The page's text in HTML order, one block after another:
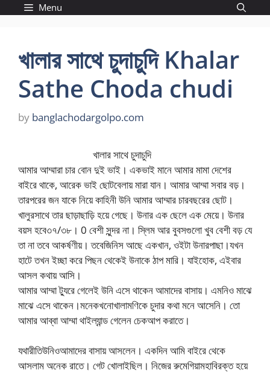
Menu
খালার সাথে চুদাচুদি Khalar
Sathe Choda chudi
by banglachodargolpo.com
খালার সাথে চুদাচুদি
আমার আম্মারা চার বোন দুই ভাই। একভাই মানে আমার মামা দেশের
বাইরে থাকে, আরেক ভাই ছোটবেলায় মারা যান। আমার আম্মা সবার বড়।
তারপরের জন যাকে নিয়ে কাহিনী উনি আমার আম্মার চারবছরের ছোট।
খালুরসাথে তার ছাড়াছাড়ি হয়ে গেছে। উনার এক ছেলে এক মেয়ে। উনার
বয়স হবে৩৭/৩৮। 0 বেশী সুন্দর না। স্লিম আর বুবসগুলো খুব বেশী বড় যে
তা না তবে আকর্ষণীয়। তবেজিনিস আছে একখান, ওইটা উনারপাছা।যখন
হাটে তখন ইচ্ছা করে পিছন থেকেই উনাকে ঠাপ মারি। যাইহোক, এইবার
আসল কথায় আসি।
আমার আম্মা ট্যুরে গেলেই উনি এসে থাকেন আমাদের বাসায়। এমনিও মাঝে
মাঝে এসে থাকেন।মনেকখনোখালামণিকে চুদার কথা মনে আসেনি। তো
আমার আব্বা আম্মা থাইল্যান্ড গেলেন চেকআপ করাতে।
যথারীতিউনিওআমাদের বাসায় আসলেন। একদিন আমি বাইরে থেকে
আসলাম অনেক রাতে। গেট খোলাইছিল। নিজের রুমেগিয়ামহাবিরক্ত হয়ে